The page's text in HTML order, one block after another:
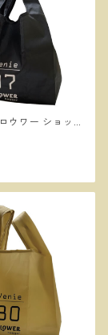
ウワー ショッパ
ニー L ブラック